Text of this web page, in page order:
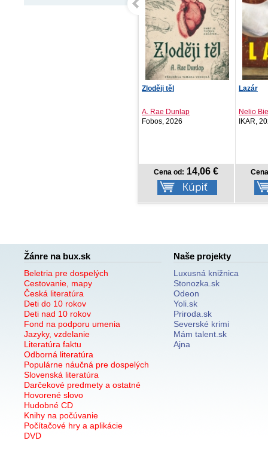
Zloději těl
A. Rae Dunlap
Fobos, 2026
Cena od: 14,06 €
Lazár
Nelio
IKAR,
Žánre na bux.sk
Beletria pre dospelých
Cestovanie, mapy
Česká literatúra
Deti do 10 rokov
Deti nad 10 rokov
Fond na podporu umenia
Jazyky, vzdelanie
Literatúra faktu
Odborná literatúra
Populárne náučná pre dospelých
Slovenská literatúra
Darčekové predmety a ostatné
Hovorené slovo
Hudobné CD
Knihy na počúvanie
Počítačové hry a aplikácie
DVD
Naše projekty
Luxusná knižnica
Stonozka.sk
Odeon
Yoli.sk
Priroda.sk
Severské krimi
Mám talent.sk
Ajna